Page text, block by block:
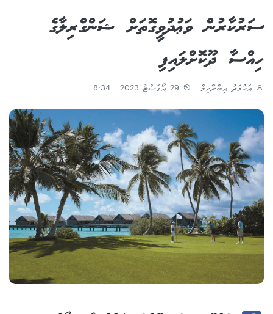
ސަރުކާރުން ވަޢުދުވީގޮތަށް ޝަންގްރިލާގެ
ހިއްސާ ދޫކޮށްލައިފި
އަހުމަދު އިބްރާހިމް